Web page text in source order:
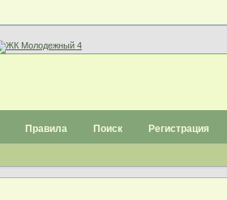
Правила Поиск Регистрация